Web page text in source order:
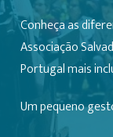
Conheça as
Associação
Portugal mais
Um pequeno